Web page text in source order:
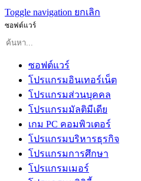
Toggle navigation ยกเลิก
ซอฟต์แวร์
ซอฟต์แวร์
โปรแกรมอินเทอร์เน็ต
โปรแกรมส่วนบุคคล
โปรแกรมมัลติมีเดีย
เกม PC คอมพิวเตอร์
โปรแกรมบริหารธุรกิจ
โปรแกรมการศึกษา
โปรแกรมเมอร์